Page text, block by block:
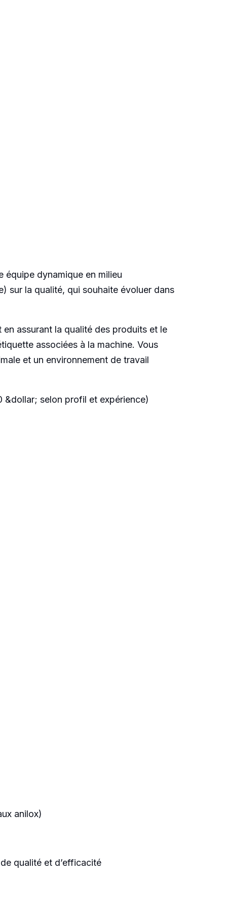
équipe dynamique en milieu
sur la qualité, qui souhaite évoluer dans
assurant la qualité des produits et le
associées à la machine. Vous
et un environnement de travail
selon profil et expérience)
anilox)
qualité et d’efficacité